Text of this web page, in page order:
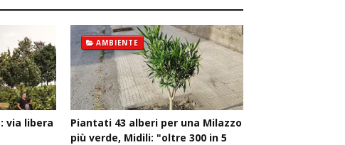
via libera
AMBIENTE
Piantati 43 alberi per una Milazzo
più verde, Midili: "oltre 300 in 5